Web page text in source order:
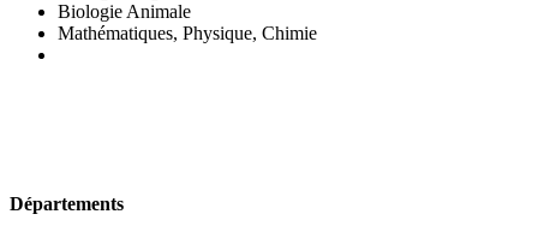
Biologie Animale
Mathématiques, Physique, Chimie
Départements